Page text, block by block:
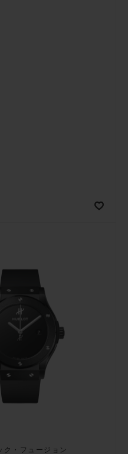
ク・フュージョン